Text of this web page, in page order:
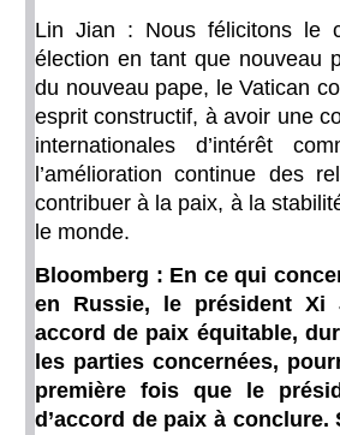
Lin Jian : Nous félicitons le
élection en tant que nouveau
du nouveau pape, le Vatican
esprit constructif, à avoir une
internationales d’intérêt
l’amélioration continue des
contribuer à la paix, à la
le monde.
Bloomberg : En ce qui
en Russie, le président Xi
accord de paix équitable,
les parties concernées,
première fois que le
d’accord de paix à conclure.